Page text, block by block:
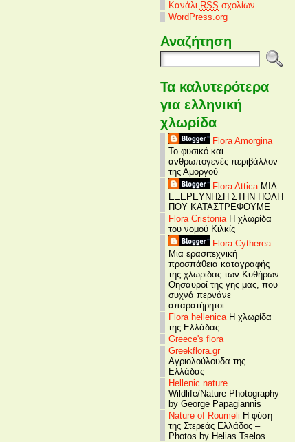
Κανάλι RSS σχολίων
WordPress.org
Αναζήτηση
Τα καλυτερότερα
για ελληνική
χλωρίδα
Flora Amorgina
Το φυσικό και
ανθρωπογενές περιβάλλον
της Αμοργού
Flora AtticaΜΙΑ
ΕΞΕΡΕΥΝΗΣΗ ΣΤΗΝ ΠΟΛΗ
ΠΟΥ ΚΑΤΑΣΤΡΕΦΟΥΜΕ
Flora CristoniaΗ χλωρίδα
του νομού Κιλκίς
Flora Cytherea
Μια ερασιτεχνική
προσπάθεια καταγραφής
της χλωρίδας των Κυθήρων.
Θησαυροί της γης μας, που
συχνά περνάνε
απαρατήρητοι….
Flora hellenicaΗ χλωρίδα
της Ελλάδας
Greece's flora
Greekflora.gr
Αγριολούλουδα της
Ελλάδας
Hellenic nature
Wildlife/Nature Photography
by George Papagiannis
Nature of Roumeli Η φύση
της Στερεάς Ελλάδος –
Photos by Helias Tselos